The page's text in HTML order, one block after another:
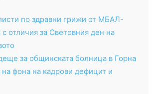
по здравни грижи от МБАЛ-
отличия за Световния ден на
за общинската болница в Горна
фона на кадрови дефицит и